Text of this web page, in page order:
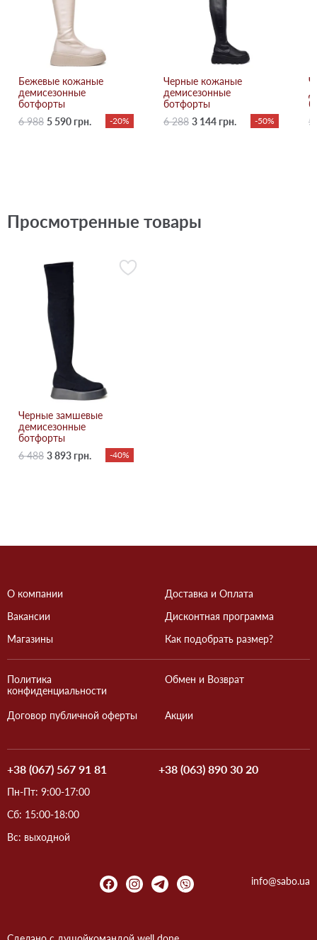
Бежевые кожаные
демисезонные
ботфорты
6 988 5 590 грн. -20%
Черные кожаные
демисезонные
ботфорты
6 288 3 144 грн. -50%
5
Просмотренные товары
Черные замшевые
демисезонные
ботфорты
6 488 3 893 грн. -40%
О компании
Вакансии
Магазины
Доставка и Оплата
Дисконтная программа
Как подобрать размер?
Политика
конфиденциальности
Договор публичной оферты
Обмен и Возврат
Акции
+38 (067) 567 91 81 +38 (063) 890 30 20
Пн-Пт: 9:00-17:00
Сб: 15:00-18:00
Вс: выходной
info@sabo.ua